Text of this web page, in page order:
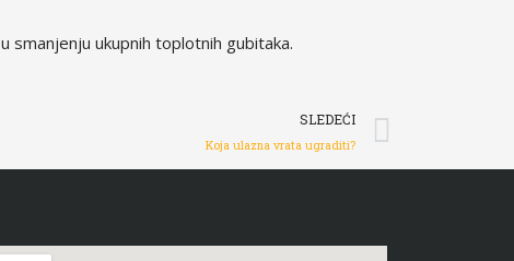
ukupnih toplotnih gubitaka.
SLEDEĆI
Koja ulazna vrata ugraditi?